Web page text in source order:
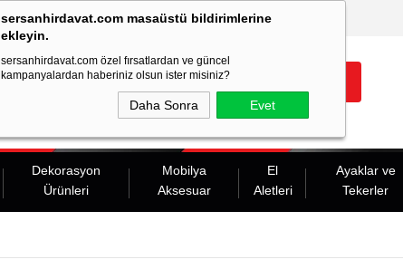
sersanhirdavat.com masaüstü bildirimlerine
ekleyin.
sersanhirdavat.com özel fırsatlardan ve güncel
kampanyalardan haberiniz olsun ister misiniz?
Daha Sonra Evet
Dekorasyon
Ürünleri
Mobilya
Aksesuar
El
Aletleri
Ayaklar ve
Tekerler